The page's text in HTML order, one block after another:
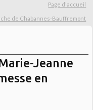
Page d'accueil
de Chabannes-Bauffremont
Jeanne
en